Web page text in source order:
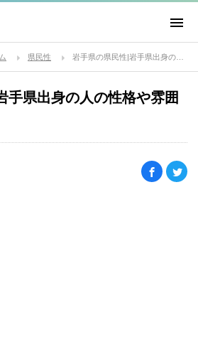
県民性
手県出身の人の性格や雰囲